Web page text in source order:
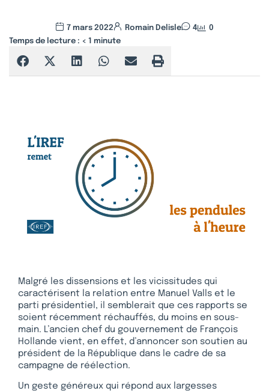
7 mars 2022 Romain Delisle 4
0
Temps de lecture : < 1 minute
Malgré les dissensions et les vicissitudes qui
caractérisent la relation entre Manuel Valls et le
parti présidentiel, il semblerait que ces rapports se
soient récemment réchauffés, du moins en sous-
main. L’ancien chef du gouvernement de François
Hollande vient, en effet, d’annoncer son soutien au
président de la République dans le cadre de sa
campagne de réélection.
Un geste généreux qui répond aux largesses